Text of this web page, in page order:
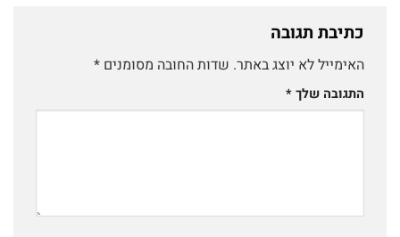
כתיבת תגובה
האימייל לא יוצג באתר. שדות החובה מסומנים *
התגובה שלך*